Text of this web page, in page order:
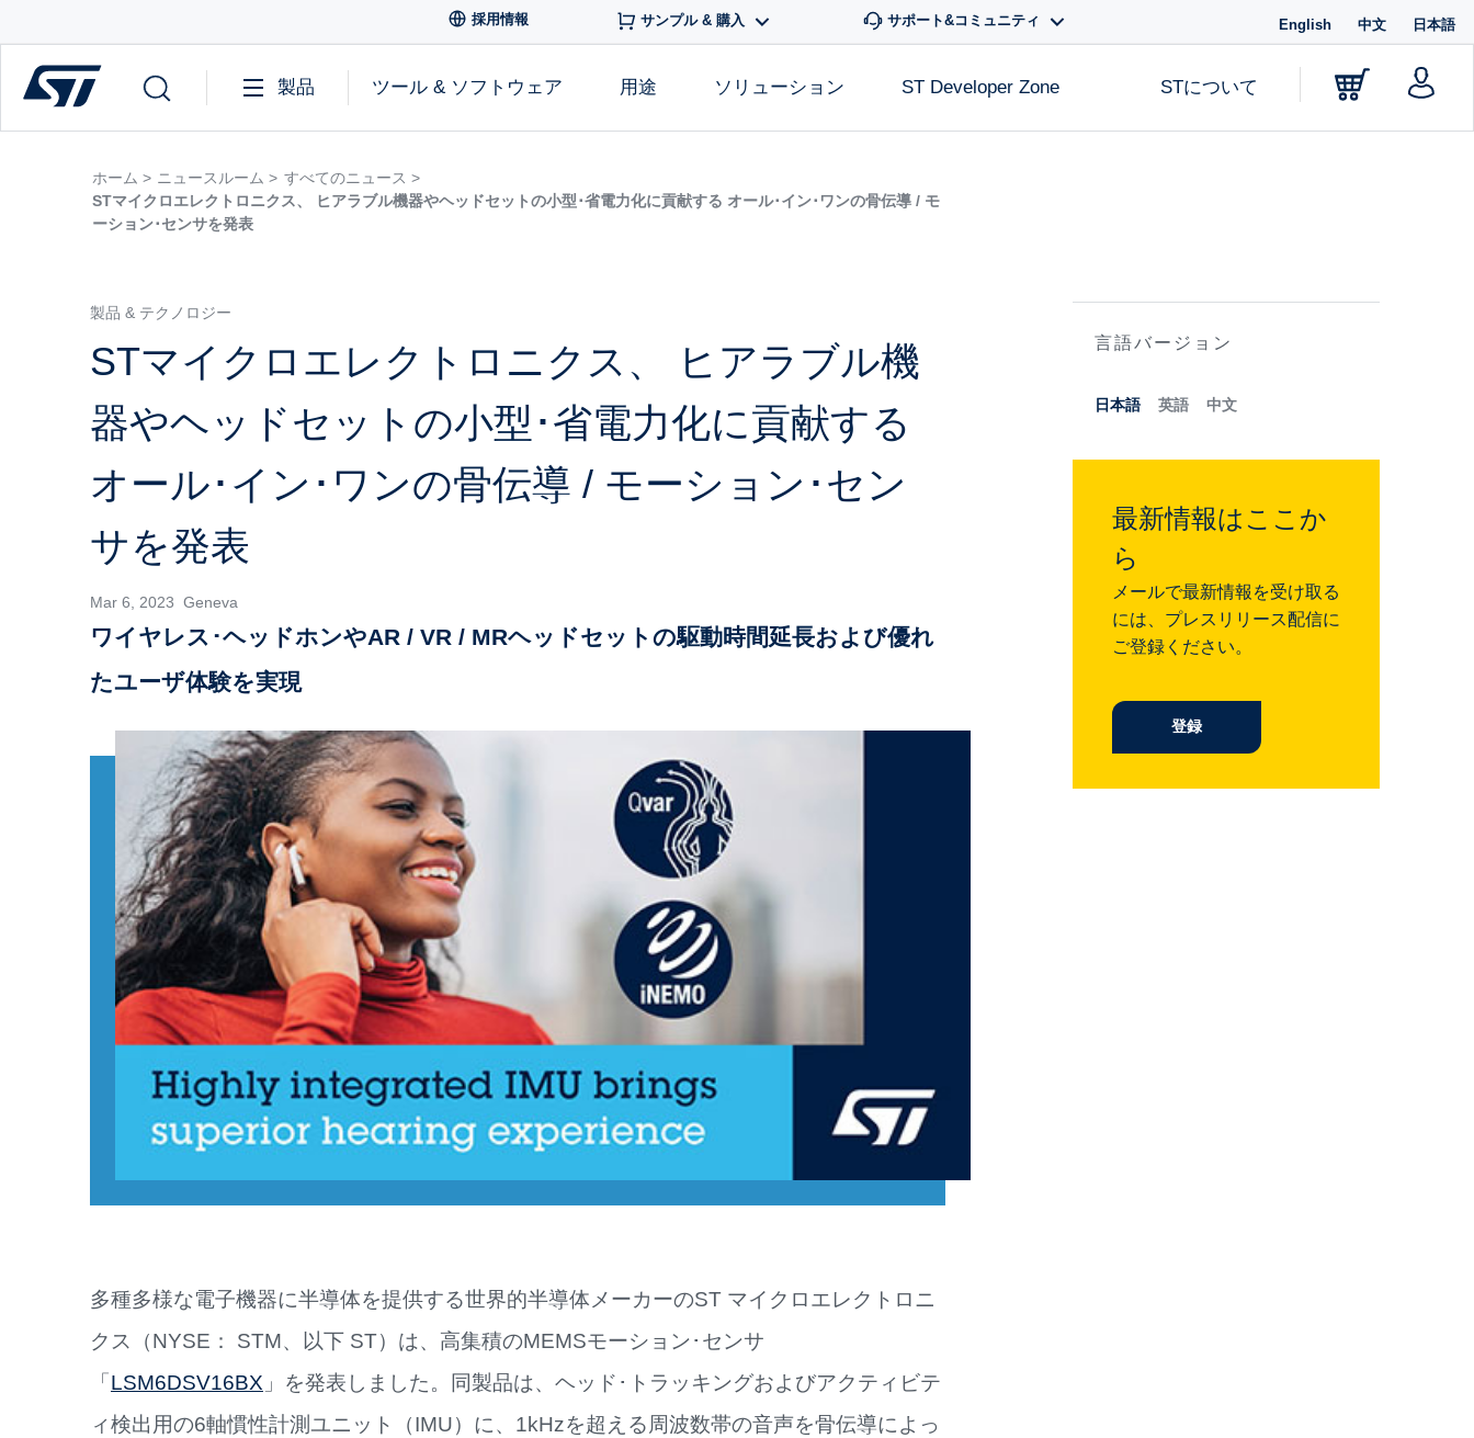
採用情報 サンプル & 購入 サポート&コミュニティ English 中文 日本語
製品 ツール & ソフトウェア 用途 ソリューション ST Developer Zone STについて
ホーム > ニュースルーム > すべてのニュース >
STマイクロエレクトロニクス、 ヒアラブル機器やヘッドセットの小型･省電力化に貢献する オール･イン･ワンの骨伝導 / モ
ーション･センサを発表
製品 & テクノロジー
STマイクロエレクトロニクス、 ヒアラブル機
器やヘッドセットの小型･省電力化に貢献する
オール･イン･ワンの骨伝導 / モーション･セン
サを発表
Mar 6, 2023 Geneva
ワイヤレス･ヘッドホンやAR / VR / MRヘッドセットの駆動時間延長および優れ
たユーザ体験を実現
多種多様な電子機器に半導体を提供する世界的半導体メーカーのST マイクロエレクトロニ
クス（NYSE： STM、以下 ST）は、高集積のMEMSモーション･センサ
「 LSM6DSV16BX 」を発表しました。同製品は、ヘッド･トラッキングおよびアクティビテ
ィ検出用の6軸慣性計測ユニット（IMU）に、1kHzを超える周波数帯の音声を骨伝導によっ
言語バージョン
日本語 英語 中文
最新情報はここか
ら
メールで最新情報を受け取る
には、プレスリリース配信に
ご登録ください。
登録